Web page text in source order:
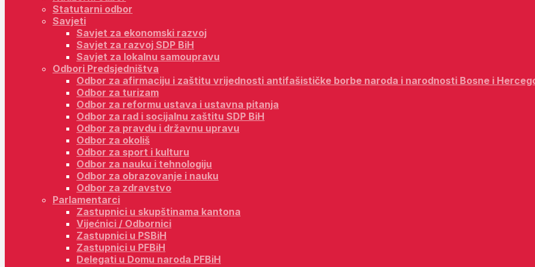
Statutarni odbor
Savjeti
Savjet za ekonomski razvoj
Savjet za razvoj SDP BiH
Savjet za lokalnu samoupravu
Odbori Predsjedništva
Odbor za afirmaciju i zaštitu vrijednosti antifašističke borbe naroda i narodnosti Bosne i
Odbor za turizam
Odbor za reformu ustava i ustavna pitanja
Odbor za rad i socijalnu zaštitu SDP BiH
Odbor za pravdu i državnu upravu
Odbor za okoliš
Odbor za sport i kulturu
Odbor za nauku i tehnologiju
Odbor za obrazovanje i nauku
Odbor za zdravstvo
Parlamentarci
Zastupnici u skupštinama kantona
Vijećnici / Odbornici
Zastupnici u PSBiH
Zastupnici u PFBiH
Delegati u Domu naroda PFBiH